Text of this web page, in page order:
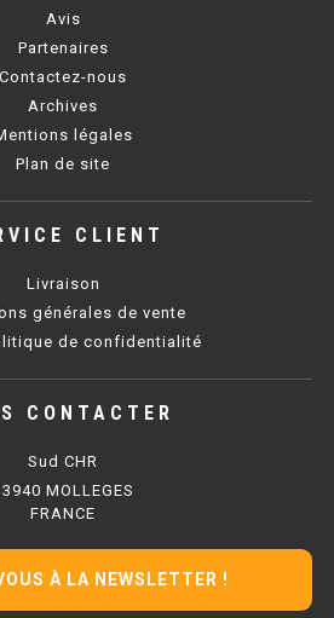
RÉFRIGÉRÉ
VITRÉE
Avis
Partenaires
Contactez-nous
Archives
légales
Plan de site
CLIENT
Livraison
générales de vente
de confidentialité
CONTACTER
Sud CHR
MOLLEGES
FRANCE
À LA NEWSLETTER !